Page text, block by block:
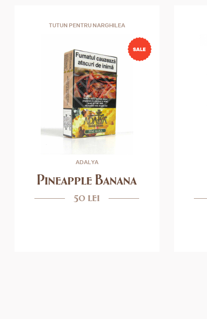
TUTUN PENTRU NARGHILEA
ADALYA
Pineapple Banana
50 lei